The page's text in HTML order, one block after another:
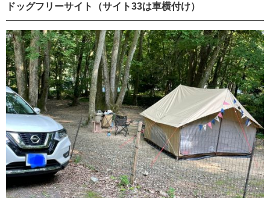
ドッグフリーサイト（サイト33は車横付け）